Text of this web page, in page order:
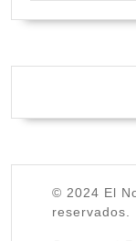
© 2024 El
reservados.